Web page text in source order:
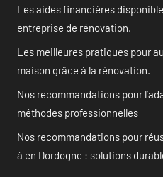
Les aides financières
entreprise de rénovation.
Les meilleures pratiques pour
maison grâce à la rénovation.
Nos recommandations pour
méthodes professionnelles
Nos recommandations pour
à en Dordogne : solutions